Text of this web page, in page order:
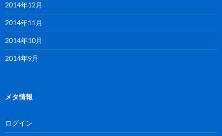
2014年12月
2014年11月
2014年10月
2014年9月
メタ情報
ログイン